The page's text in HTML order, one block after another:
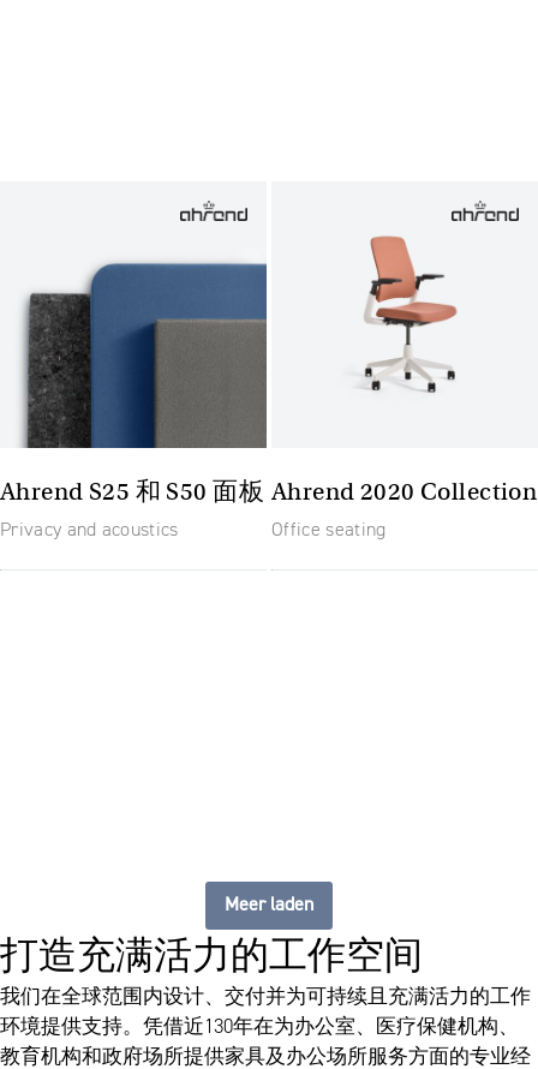
Ahrend S25 和 S50 面板
Privacy and acoustics
Ahrend 2020 Collection
Office seating
Meer laden
打造充满活力的工作空间
我们在全球范围内设计、交付并为可持续且充满活力的工作
环境提供支持。凭借近130年在为办公室、医疗保健机构、
教育机构和政府场所提供家具及办公场所服务方面的专业经